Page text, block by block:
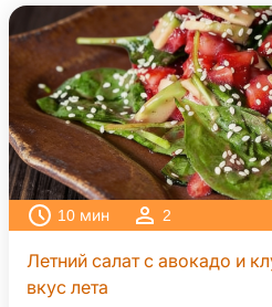
10 мин 2
Летний салат с авокадо и
вкус лета